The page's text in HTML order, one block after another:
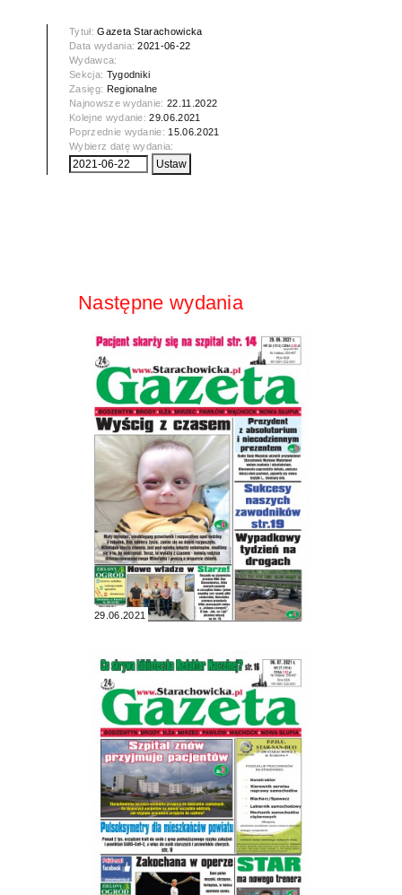
Tytuł:Gazeta Starachowicka
Data wydania:2021-06-22
Wydawca:
Sekcja: Tygodniki
Zasięg: Regionalne
Najnowsze wydanie:22.11.2022
Kolejne wydanie:29.06.2021
Poprzednie wydanie: 15.06.2021
Wybierz datę wydania:
Następne wydania
29.06.2021